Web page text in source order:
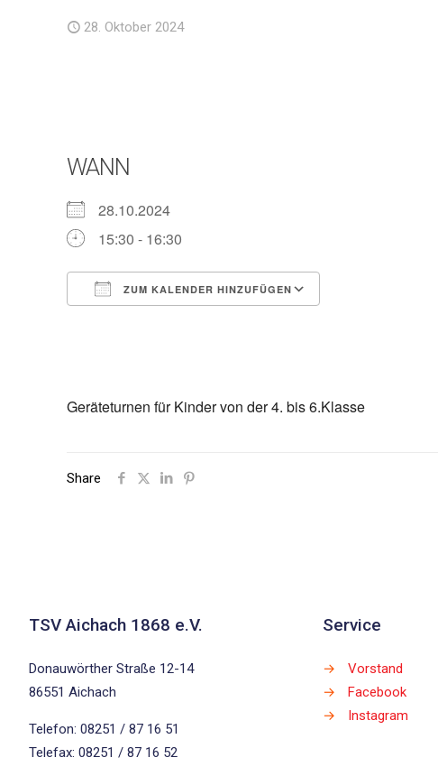
28. Oktober 2024
WANN
28.10.2024
15:30 - 16:30
ZUM KALENDER HINZUFÜGEN
Geräteturnen für Kinder von der 4. bis 6.Klasse
Share
TSV Aichach 1868 e.V.
Donauwörther Straße 12-14
86551 Aichach
Telefon: 08251 / 87 16 51
Telefax: 08251 / 87 16 52
Service
→
Vorstand
→
Facebook
→
Instagram